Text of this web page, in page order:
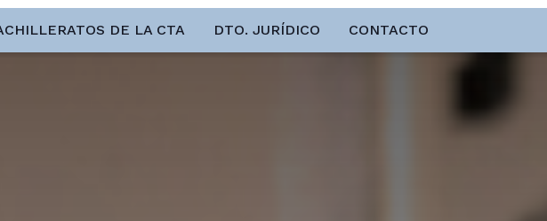
DE LA CTA DTO. JURÍDICO CONTACTO